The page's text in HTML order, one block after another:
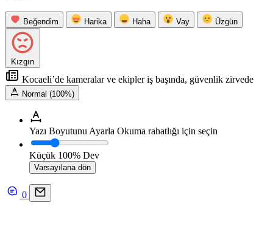
Beğendim Harika Haha Vay Üzgün
Kızgın
Kocaeli’de kameralar ve ekipler iş başında, güvenlik zirvede
Normal (100%)
Yazı Boyutunu Ayarla Okuma rahatlığı için seçin
Küçük 100% Dev
Varsayılana dön
0